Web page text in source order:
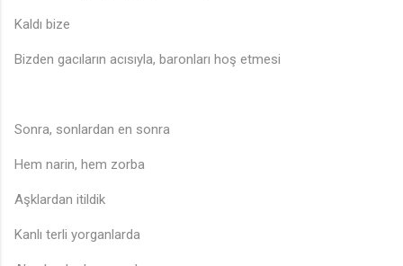
Kaldı bize
Bizden gacıların acısıyla, baronları hoş etmesi
Sonra, sonlardan en sonra
Hem narin, hem zorba
Aşklardan itildik
Kanlı terli yorganlarda